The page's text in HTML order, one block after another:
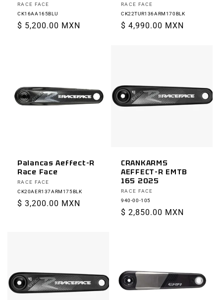
Proveedor:
RACE FACE
CK16AA165BLU
Precio
$ 5,200.00 MXN
Proveedor:
RACE FACE
CK22TUR136ARM170BLK
Precio
$ 4,990.00 MXN
Palancas Aeffect-R
Race Face
Proveedor:
RACE FACE
CK20AER137ARM175BLK
Precio
$ 3,200.00 MXN
CRANKARMS
AEFFECT-R EMTB
165 2025
Proveedor:
RACE FACE
940-00-105
Precio
$ 2,850.00 MXN